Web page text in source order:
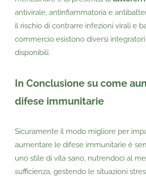
antivirale, antinfiammatoria e
il rischio di contrarre infezioni virali e
commercio esistono diversi
disponibili.
In Conclusione su come
difese immunitarie
Sicuramente il modo migliore per
aumentare le difese immunitarie è
uno stile di vita sano, nutrendoci al
sufficienza, gestendo le situazioni